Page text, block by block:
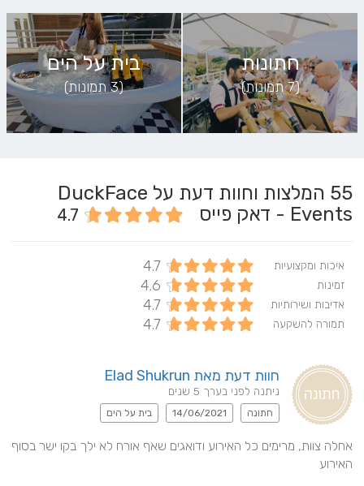
חתונות
(7 תמונות)
בית על הים
(3 תמונות)
55
המלצות וחוות דעת על DuckFace
Events - דאק פייס
4.7
איכות ומקצועיות 4.7
זמינות 4.6
אדיבות ושירותיות 4.7
תמורה להשקעה 4.7
חוות דעת מאת Elad Shukrun
ניתנה לפני בערך 5 שנים
חתונה 14/06/2021 בית על הים
האירוע